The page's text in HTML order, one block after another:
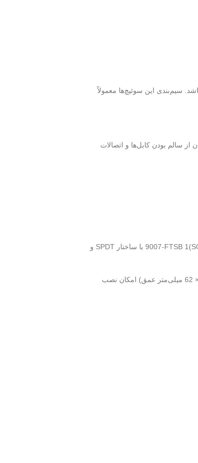
سیم‌بندی این سوئیچ‌ها معمولاً
سالم بودن کابل‌ها و اتصالات
اگر به دنبال ابزاری پیشرفته برای ایجاد یا قطع اتصال الکتریکی هستید، سوئیچ محدود Telemecanique Sensors را در نظر بگیرید. این لیمیت سوئیچ اسکواردی (SQUARE)9007-FTSB 1 با ساختار SPDT و
بدنه مقاوم این سوئیچ از جنس دایکاست است که در برابر سایش و پارگی مقاوم است. ابعاد کوچک و جمع و جور آن (57.15 میلی‌متر عرض × 118.36 میلی‌متر ارتفاع × 62 میلی‌متر عمق) امکان نصب